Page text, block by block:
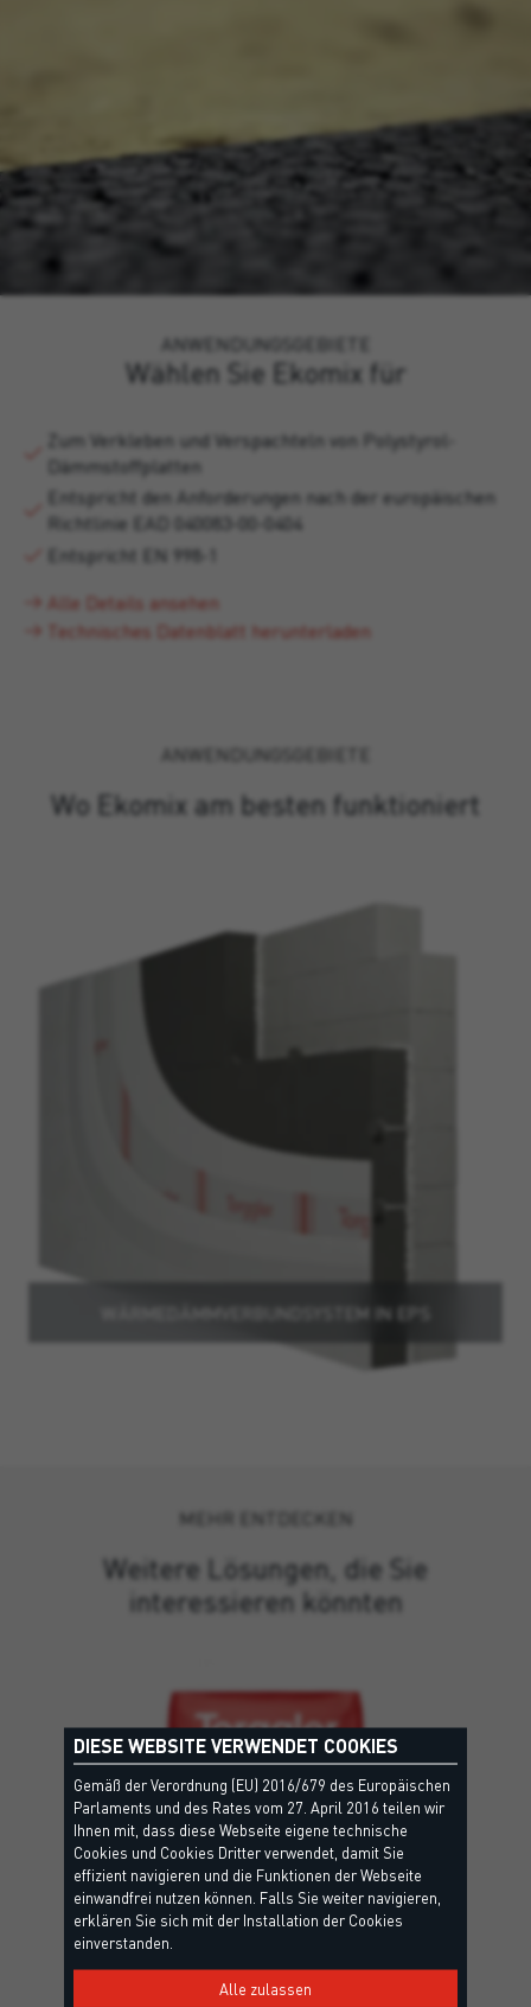
ANWENDUNGSGEBIETE
Wählen Sie Ekomix für
Zum Verkleben und Verspachteln von Polystyrol-
Dämmstoffplatten
Entspricht den Anforderungen nach der europäischen
Richtlinie EAD 040083-00-0404
Entspricht EN 998-1
Alle Details ansehen
Technisches Datenblatt herunterladen
ANWENDUNGSGEBIETE
Wo Ekomix am besten funktioniert
WÄRMEDÄMMVERBUNDSYSTEM IN EPS
MEHR ENTDECKEN
Weitere Lösungen, die Sie
interessieren könnten
DIESE WEBSITE VERWENDET COOKIES
Gemäß der Verordnung (EU) 2016/679 des Europäischen
Parlaments und des Rates vom 27. April 2016 teilen wir
Ihnen mit, dass diese Webseite eigene technische
Cookies und Cookies Dritter verwendet, damit Sie
effizient navigieren und die Funktionen der Webseite
einwandfrei nutzen können. Falls Sie weiter navigieren,
erklären Sie sich mit der Installation der Cookies
einverstanden.
Alle zulassen